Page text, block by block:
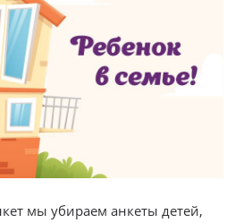
мы убираем анкеты детей,